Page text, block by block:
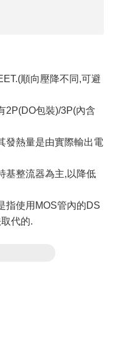
順向壓降不同,可避
2P(DO包裝)/3P(內含
發熱量是由實際輸出電
基整流器為主,以降低
指使用MOS管內的DS
代的.